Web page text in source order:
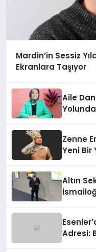
Mardin’in Sessiz
Ekranlara Taşıyor
Aile
Yolunda
Zenne
Yeni Bir
Altın
Adresi: